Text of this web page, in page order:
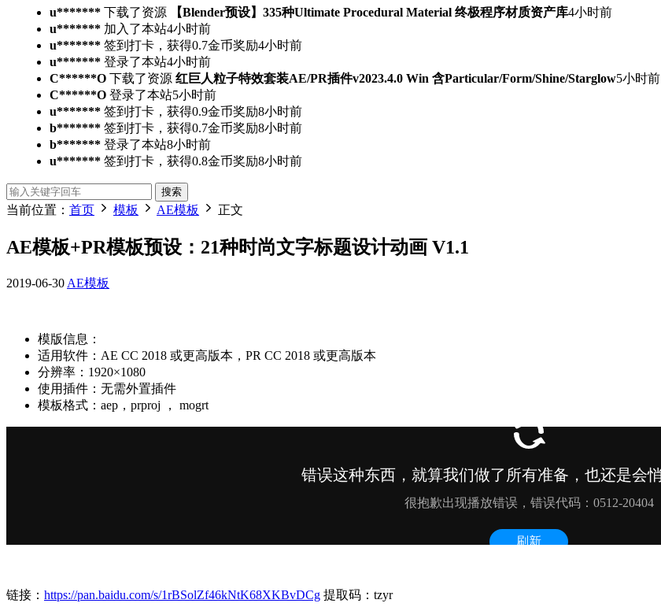
u******* 下载了资源 【Blender预设】335种Ultimate Procedural Material 终极程序材质资产库4小时前
u******* 加入了本站4小时前
u******* 签到打卡，获得0.7金币奖励4小时前
u******* 登录了本站4小时前
C******O 下载了资源 红巨人粒子特效套装AE/PR插件v2023.4.0 Win 含Particular/Form/Shine/Starglow5小时前
C******O 登录了本站5小时前
u******* 签到打卡，获得0.9金币奖励8小时前
b******* 签到打卡，获得0.7金币奖励8小时前
b******* 登录了本站8小时前
u******* 签到打卡，获得0.8金币奖励8小时前
搜索
当前位置： 首页 模板 AE模板 正文
AE模板+PR模板预设：21种时尚文字标题设计动画 V1.1
2019-06-30 AE模板
模版信息：
适用软件：AE CC 2018 或更高版本，PR CC 2018 或更高版本
分辨率：1920×1080
使用插件：无需外置插件
模板格式：aep，prproj ， mogrt
链接： https://pan.baidu.com/s/1rBSolZf46kNtK68XKBvDCg 提取码：tzyr